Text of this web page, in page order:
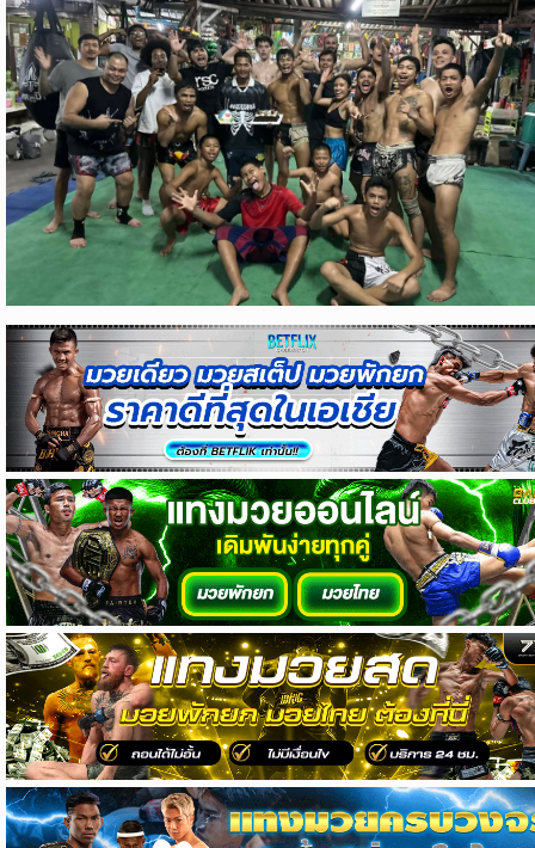
ไทย
ข่าว
ฟุตบอล
ต่าง
ประเทศ
ข่าว
NBA
ข่าว
NFL
คอ
ลัม
นิ
สต์
วิเคราะห์
บอล
วิเคราะห์
NFL
วิเคราะห์
NBA
ทีเด็ด
บอล